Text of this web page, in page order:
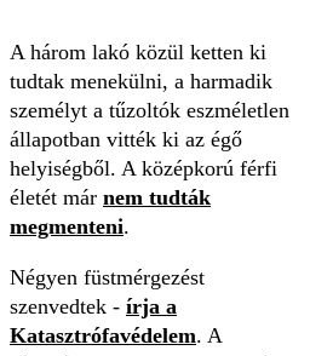
A három lakó közül ketten ki
tudtak menekülni, a harmadik
személyt a tűzoltók eszméletlen
állapotban vitték ki az égő
helyiségből. A középkorú férfi
életét már nem tudták
megmenteni.
Négyen füstmérgezést
szenvedtek - írja a
Katasztrófavédelem. A